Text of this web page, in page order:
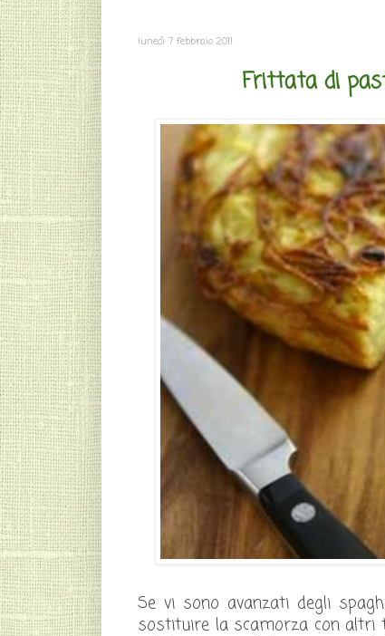
lunedì 7 febbraio 2011
Frittata di
Se vi sono avanzati degli
sostituire la scamorza con altri